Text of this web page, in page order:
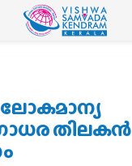
ലോകമാന്യ
തിലകൻ